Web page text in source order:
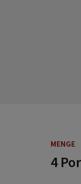
MENGE
4